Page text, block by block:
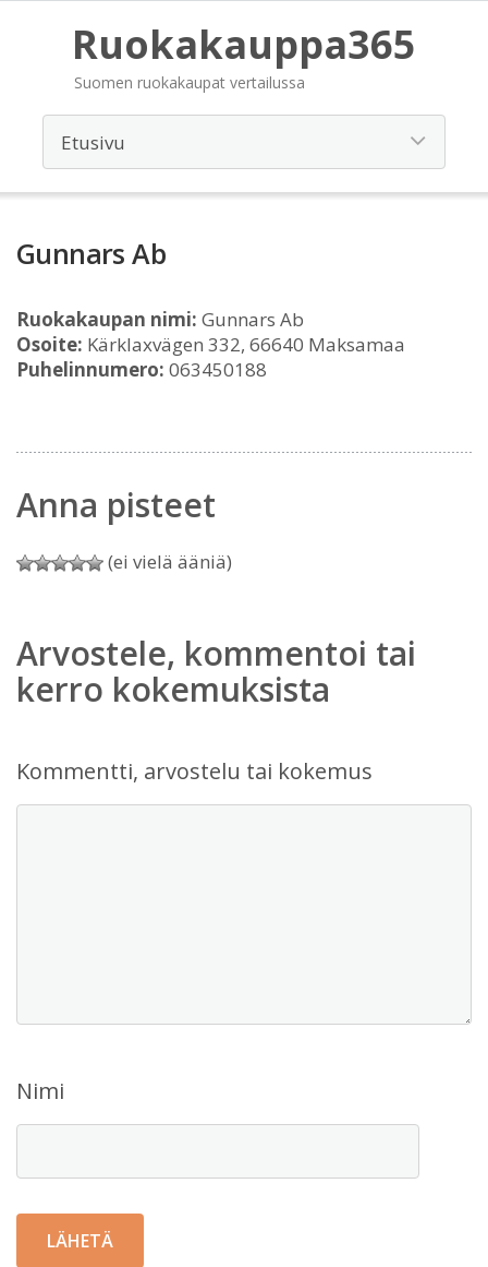
Ruokakauppa365
Suomen ruokakaupat vertailussa
Gunnars Ab
Ruokakaupan nimi: Gunnars Ab
Osoite: Kärklaxvägen 332, 66640 Maksamaa
Puhelinnumero: 063450188
Anna pisteet
(ei vielä ääniä)
Arvostele, kommentoi tai
kerro kokemuksista
Kommentti, arvostelu tai kokemus
Nimi